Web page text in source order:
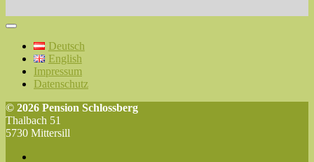
Deutsch
English
Impressum
Datenschutz
© 2026 Pension Schlossberg
Thalbach 51
5730 Mittersill